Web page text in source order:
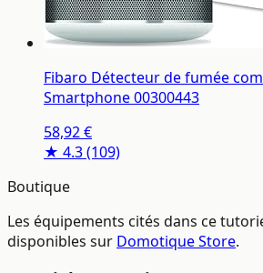
Fibaro Détecteur de fumée
Smartphone 00300443
58,92 €
★ 4.3(109)
Boutique
Les équipements cités dans ce
disponibles sur Domotique Store.